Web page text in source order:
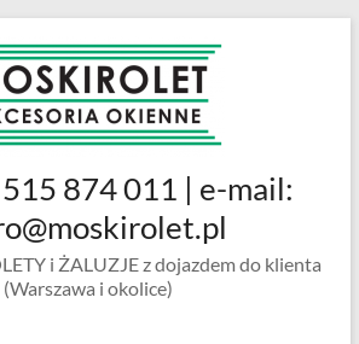
874 011 | e-mail:
i ŻALUZJE z dojazdem do klienta
(Warszawa i okolice)